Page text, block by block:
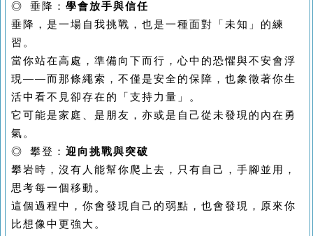
◎ 垂降： 學會放手與信任
垂降，是一場自我挑戰，也是一種面對「未知」的練
習。
當你站在高處，準備向下而行，心中的恐懼與不安會浮
現——而那條繩索，不僅是安全的保障，也象徵著你生
活中看不見卻存在的「支持力量」。
它可能是家庭、是朋友，亦或是自己從未發現的內在勇
氣。
◎ 攀登： 迎向挑戰與突破
攀岩時，沒有人能幫你爬上去，只有自己，手腳並用，
思考每一個移動。
這個過程中，你會發現自己的弱點，也會發現，原來你
比想像中更強大。